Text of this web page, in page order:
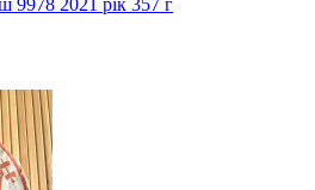
2021 рік 357 г